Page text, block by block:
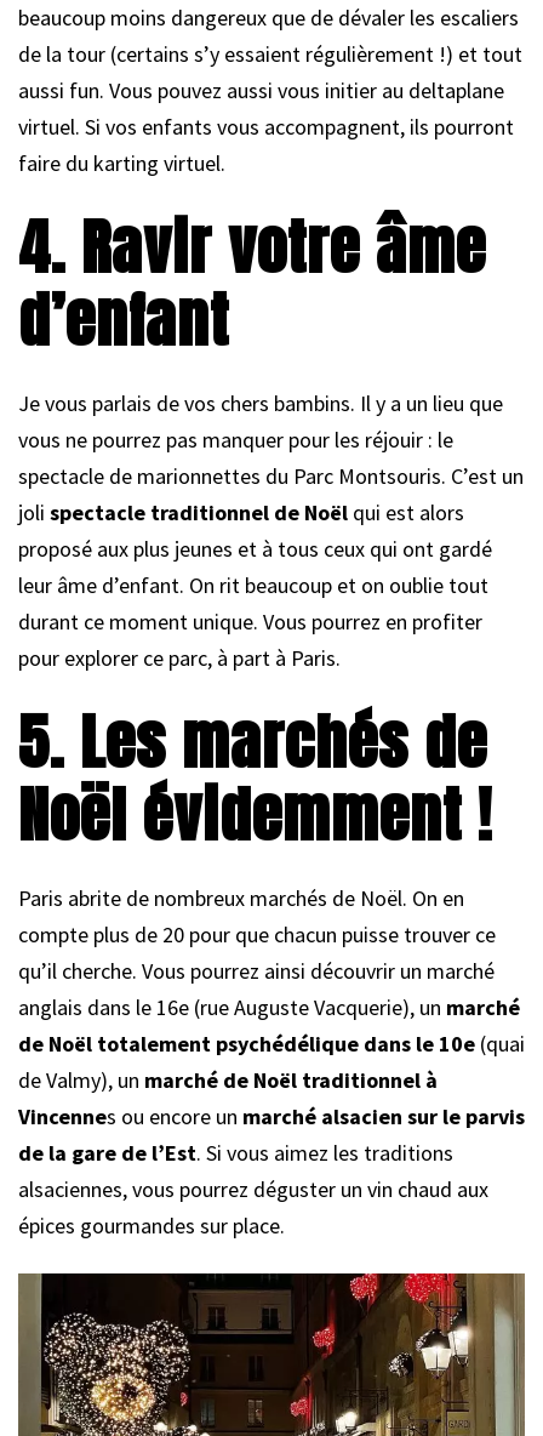
beaucoup moins dangereux que de dévaler les escaliers
de la tour (certains s’y essaient régulièrement !) et tout
aussi fun. Vous pouvez aussi vous initier au deltaplane
virtuel. Si vos enfants vous accompagnent, ils pourront
faire du karting virtuel.
4. Ravir votre âme
d’enfant
Je vous parlais de vos chers bambins. Il y a un lieu que
vous ne pourrez pas manquer pour les réjouir : le
spectacle de marionnettes du Parc Montsouris. C’est un
joli spectacle traditionnel de Noël qui est alors
proposé aux plus jeunes et à tous ceux qui ont gardé
leur âme d’enfant. On rit beaucoup et on oublie tout
durant ce moment unique. Vous pourrez en profiter
pour explorer ce parc, à part à Paris.
5. Les marchés de
Noël évidemment !
Paris abrite de nombreux marchés de Noël. On en
compte plus de 20 pour que chacun puisse trouver ce
qu’il cherche. Vous pourrez ainsi découvrir un marché
anglais dans le 16e (rue Auguste Vacquerie), un marché
de Noël totalement psychédélique dans le 10e (quai
de Valmy), un marché de Noël traditionnel à
Vincennes ou encore un marché alsacien sur le parvis
de la gare de l’Est. Si vous aimez les traditions
alsaciennes, vous pourrez déguster un vin chaud aux
épices gourmandes sur place.